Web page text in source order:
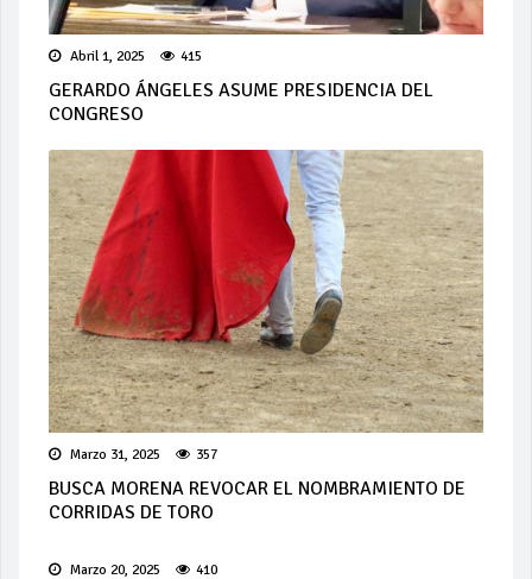
Abril 1, 2025 415
GERARDO ÁNGELES ASUME PRESIDENCIA DEL
CONGRESO
Marzo 31, 2025 357
BUSCA MORENA REVOCAR EL NOMBRAMIENTO DE
CORRIDAS DE TORO
Marzo 20, 2025 410